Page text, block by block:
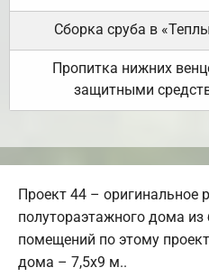
Сборка сруба в
Пропитка нижних
защитными
Проект 44 – оригинальное
полутораэтажного дома
помещений по этому
дома – 7,5х9 м..